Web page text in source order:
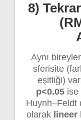
8)
Aynı bireyler
sferisite
eşitliği)
p<0.05 ise
Huynh–Feldt
olarak lineer